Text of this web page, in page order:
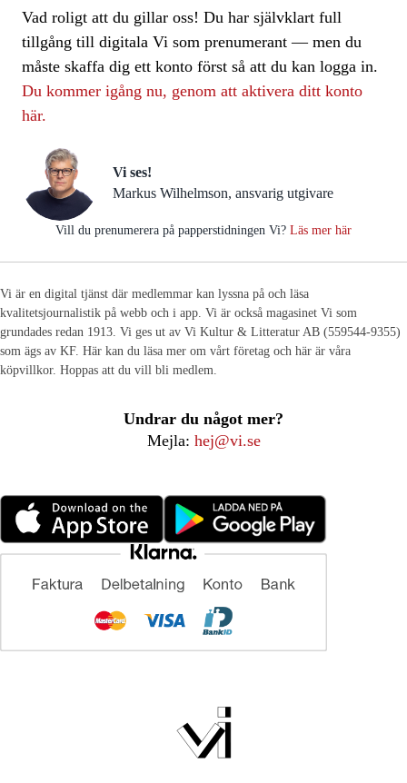
Vad roligt att du gillar oss! Du har självklart full
tillgång till digitala Vi som prenumerant — men du
måste skaffa dig ett konto först så att du kan logga in.
Du kommer igång nu, genom att aktivera ditt konto
här.
Vi ses!
Markus Wilhelmson, ansvarig utgivare
Vill du prenumerera på papperstidningen Vi? Läs mer här
Vi är en digital tjänst där medlemmar kan lyssna på och läsa
kvalitetsjournalistik på webb och i app. Vi är också magasinet Vi som
grundades redan 1913. Vi ges ut av Vi Kultur & Litteratur AB (559544-9355)
som ägs av KF. Här kan du läsa mer om vårt företag och här är våra
köpvillkor. Hoppas att du vill bli medlem.
Undrar du något mer?
Mejla: hej@vi.se